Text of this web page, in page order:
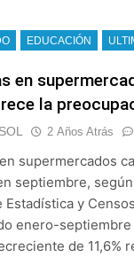
EDUCACIÓN
en
la
2 Años Atrás
supermercados
septiembre,
Estadística y
enero-
de 11,6%